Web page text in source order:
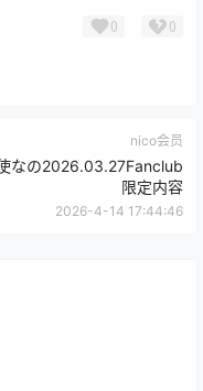
0 0
nico会员
なの2026.03.27Fanclub
限定内容
2026-4-14 17:44:46